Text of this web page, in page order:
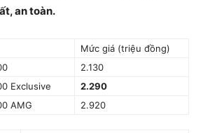
an toàn.
Mức giá (triệu đồng)
2.130
Exclusive
2.290
AMG
2.920